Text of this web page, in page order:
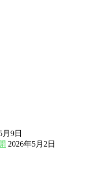
月9日
2026年5月2日